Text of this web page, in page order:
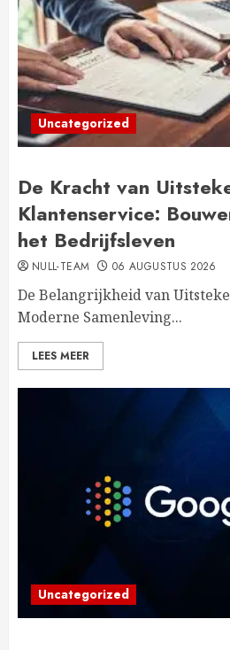
Uncategorized
De Kracht van
Klantenservice:
het Bedrijfsleven
NULL-TEAM 06 AUGUSTUS 2026
De Belangrijkheid van
Moderne Samenleving...
LEES MEER
Uncategorized